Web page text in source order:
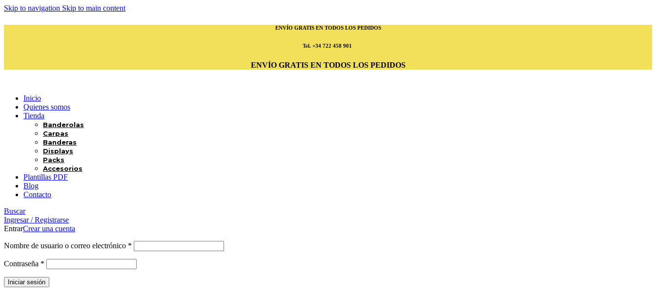
Skip to navigation Skip to main content
ENVÍO GRATIS EN TODOS LOS PEDIDOS
Tel. +34 722 458 901
ENVÍO GRATIS EN TODOS LOS PEDIDOS
Inicio
Quienes somos
Tienda
Banderolas
Carpas
Banderas
Displays
Packs
Accesorios
Plantillas PDF
Blog
Contacto
Buscar
Ingresar / Registrarse
EntrarCrear una cuenta
Nombre de usuario o correo electrónico *
Contraseña *
Iniciar sesión